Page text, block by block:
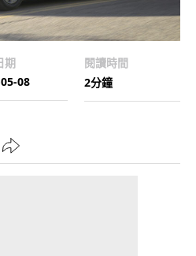
期
08
閱讀時間
2分鐘